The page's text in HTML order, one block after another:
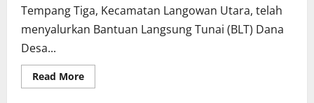
Tempang Tiga, Kecamatan Langowan Utara, telah
menyalurkan Bantuan Langsung Tunai (BLT) Dana
Desa...
Read MoreRead
more